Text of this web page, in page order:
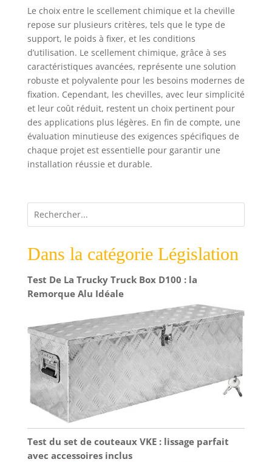
Le choix entre le scellement chimique et la cheville
repose sur plusieurs critères, tels que le type de
support, le poids à fixer, et les conditions
d’utilisation. Le scellement chimique, grâce à ses
caractéristiques avancées, représente une solution
robuste et polyvalente pour les besoins modernes de
fixation. Cependant, les chevilles, avec leur simplicité
et leur coût réduit, restent un choix pertinent pour
des applications plus légères. En fin de compte, une
évaluation minutieuse des exigences spécifiques de
chaque projet est essentielle pour garantir une
installation réussie et durable.
Dans la catégorie Législation
Test De La Trucky Truck Box D100 : la
Remorque Alu Idéale
Test du set de couteaux VKE : lissage parfait
avec accessoires inclus